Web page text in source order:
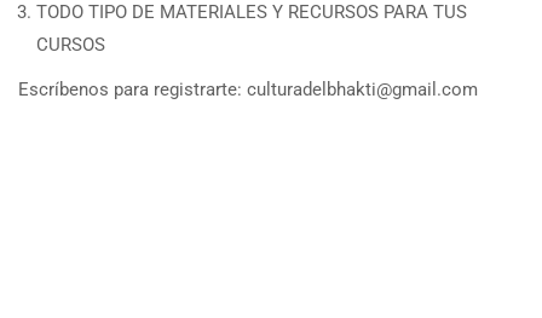
TODO TIPO DE MATERIALES Y RECURSOS PARA TUS
CURSOS
Escríbenos para registrarte: culturadelbhakti@gmail.com